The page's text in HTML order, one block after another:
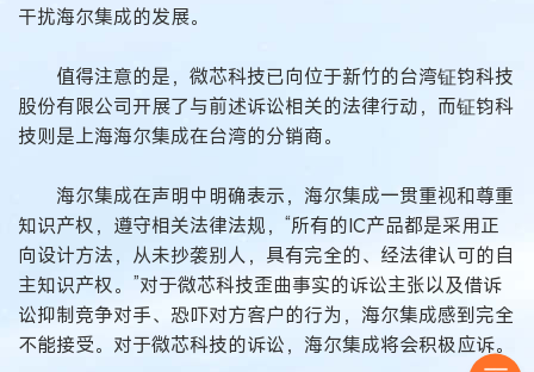
干扰海尔集成的发展。
值得注意的是，微芯科技已向位于新竹的台湾钲钧科技
股份有限公司开展了与前述诉讼相关的法律行动，而钲钧科
技则是上海海尔集成在台湾的分销商。
海尔集成在声明中明确表示，海尔集成一贯重视和尊重
知识产权，遵守相关法律法规，“所有的IC产品都是采用正
向设计方法，从未抄袭别人，具有完全的、经法律认可的自
主知识产权。”对于微芯科技歪曲事实的诉讼主张以及借诉
讼抑制竞争对手、恐吓对方客户的行为，海尔集成感到完全
不能接受。对于微芯科技的诉讼，海尔集成将会积极应诉。